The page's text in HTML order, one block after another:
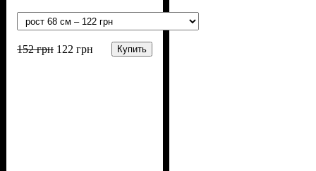
152грн 122 грн Купить